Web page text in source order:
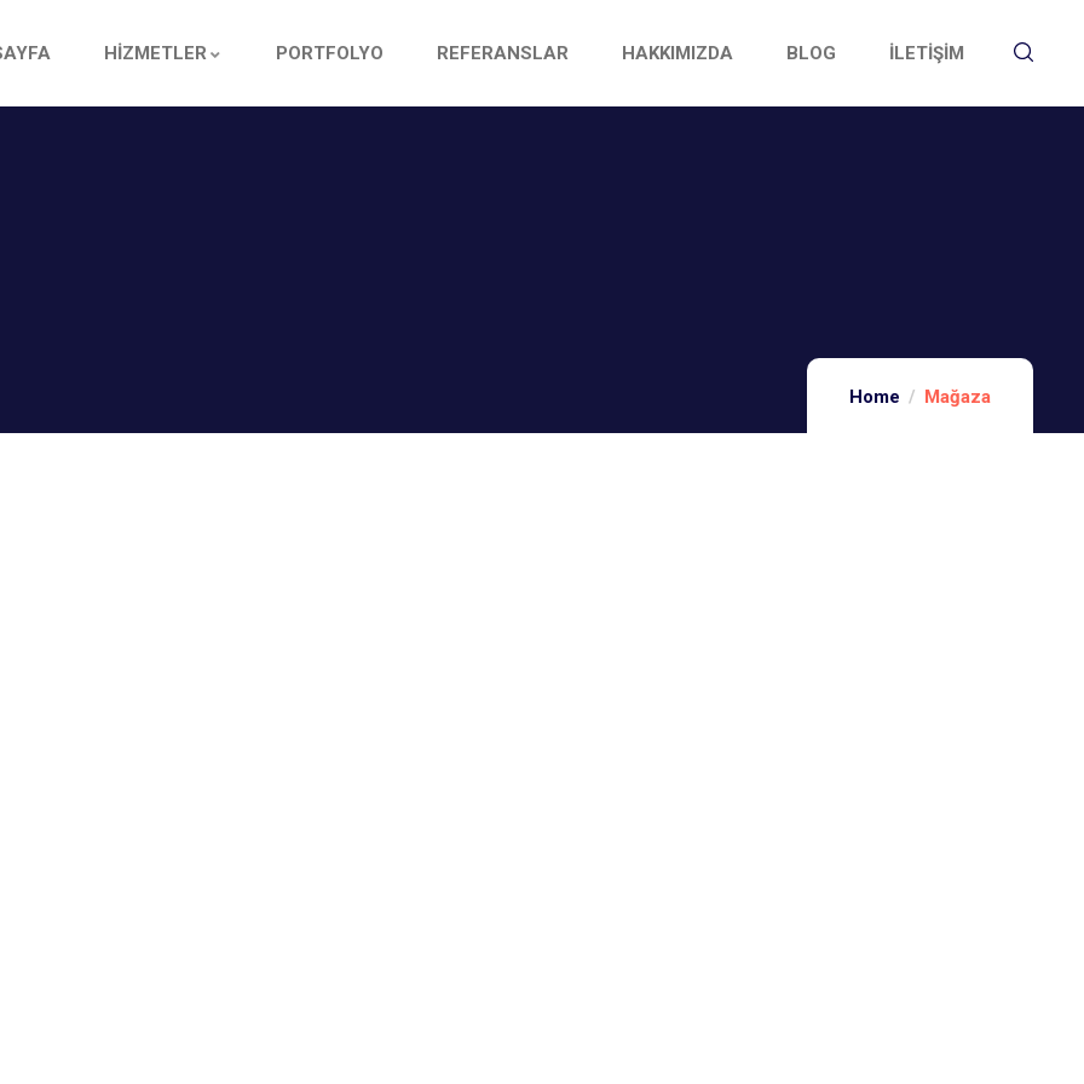
HİZMETLER PORTFOLYO REFERANSLAR HAKKIMIZDA BLOG İLETİŞİM
Home Mağaza